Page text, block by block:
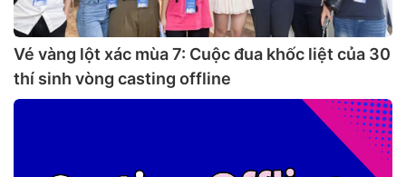
Vé vàng lột xác mùa 7: Cuộc đua khốc liệt của 30
thí sinh vòng casting offline